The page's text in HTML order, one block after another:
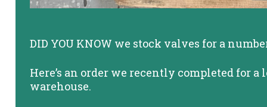
DID YOU KNOW we stock valves for a
Here’s an order we recently completed for
warehouse.